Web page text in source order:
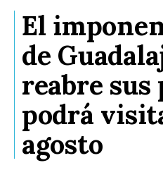
El
de
reabre sus
podrá
agosto